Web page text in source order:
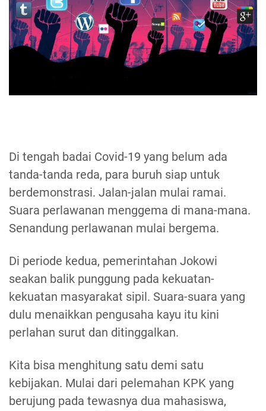
Di tengah badai Covid-19 yang belum ada
tanda-tanda reda, para buruh siap untuk
berdemonstrasi. Jalan-jalan mulai ramai.
Suara perlawanan menggema di mana-mana.
Senandung perlawanan mulai bergema.
Di periode kedua, pemerintahan Jokowi
seakan balik punggung pada kekuatan-
kekuatan masyarakat sipil. Suara-suara yang
dulu menaikkan pengusaha kayu itu kini
perlahan surut dan ditinggalkan.
Kita bisa menghitung satu demi satu
kebijakan. Mulai dari pelemahan KPK yang
berujung pada tewasnya dua mahasiswa,